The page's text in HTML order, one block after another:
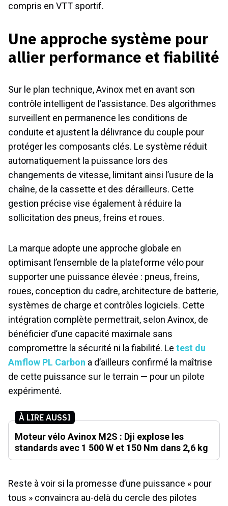
compris en VTT sportif.
Une approche système pour
allier performance et fiabilité
Sur le plan technique, Avinox met en avant son
contrôle intelligent de l’assistance. Des algorithmes
surveillent en permanence les conditions de
conduite et ajustent la délivrance du couple pour
protéger les composants clés. Le système réduit
automatiquement la puissance lors des
changements de vitesse, limitant ainsi l’usure de la
chaîne, de la cassette et des dérailleurs. Cette
gestion précise vise également à réduire la
sollicitation des pneus, freins et roues.
La marque adopte une approche globale en
optimisant l’ensemble de la plateforme vélo pour
supporter une puissance élevée : pneus, freins,
roues, conception du cadre, architecture de batterie,
systèmes de charge et contrôles logiciels. Cette
intégration complète permettrait, selon Avinox, de
bénéficier d’une capacité maximale sans
compromettre la sécurité ni la fiabilité. Le test du
Amflow PL Carbon a d’ailleurs confirmé la maîtrise
de cette puissance sur le terrain — pour un pilote
expérimenté.
À LIRE AUSSI
Moteur vélo Avinox M2S : Dji explose les
standards avec 1 500 W et 150 Nm dans 2,6 kg
Reste à voir si la promesse d’une puissance « pour
tous » convaincra au-delà du cercle des pilotes